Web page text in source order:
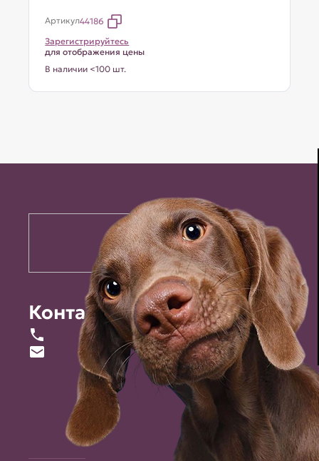
Артикул44186
Зарегистрируйтесь
для отображения цены
В наличии <100 шт.
Контакты